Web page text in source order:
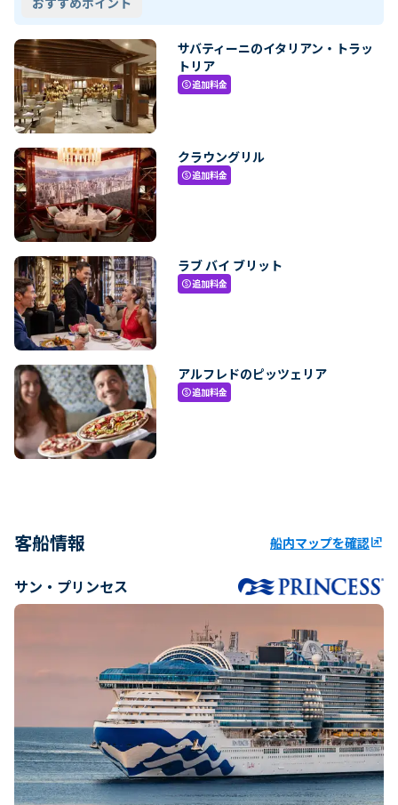
サバティーニのイタリアン・トラッ
トリア
paid追加料金
クラウングリル
paid追加料金
ラブ バイ ブリット
paid追加料金
アルフレドのピッツェリア
paid追加料金
客船情報 船内マップを確認ungroup
サン・プリンセス